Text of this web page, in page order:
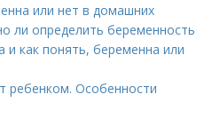
или нет в домашних
ли определить беременность
и как понять, беременна или
ребенком. Особенности